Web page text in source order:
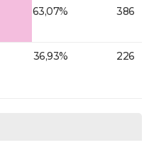
63,07% 386
36,93% 226